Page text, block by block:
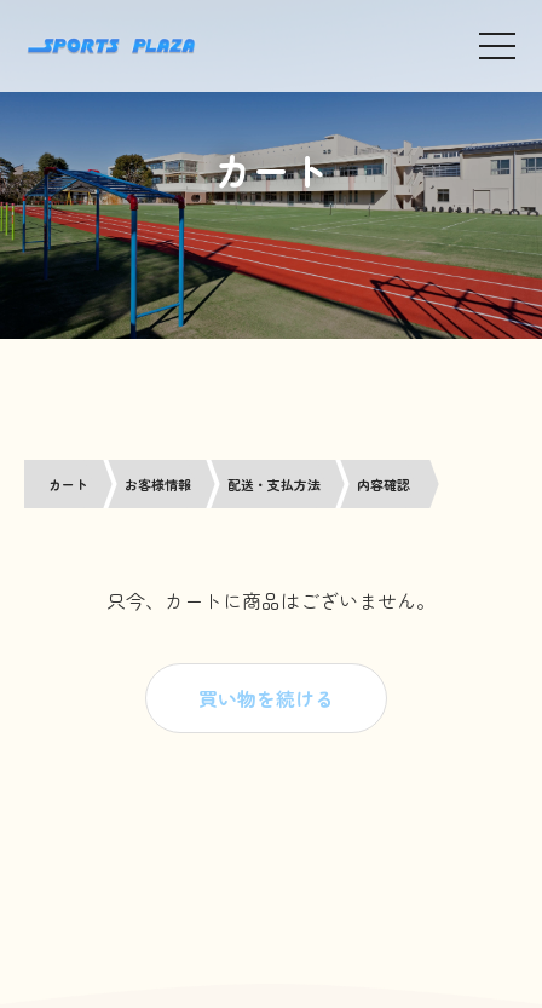
toggle
カート
カート お客様情報 配送・支払方法 内容確認
只今、カートに商品はございません。